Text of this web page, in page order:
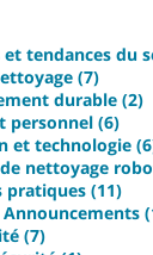
tendances du
(7)
durable (2)
personnel (6)
et technologie
nettoyage
pratiques (11)
Announcements
(7)